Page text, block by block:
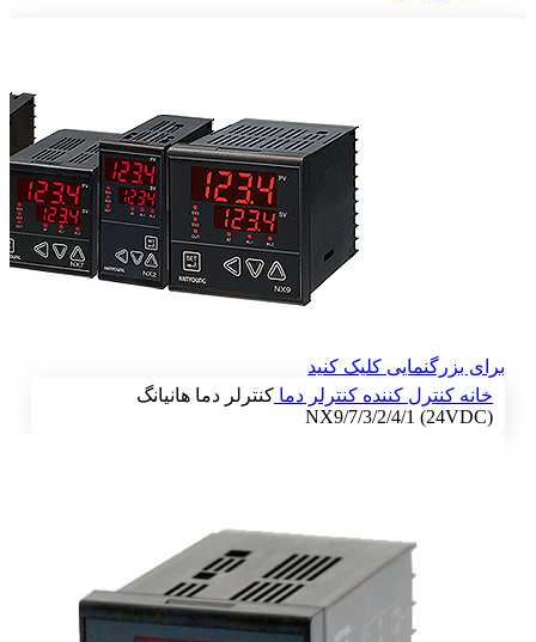
برای بزرگنمایی کلیک کنید
خانه کنترل کننده کنترلر دما کنترلر دما هانیانگ
NX9/7/3/2/4/1 (24VDC)